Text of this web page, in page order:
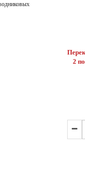
2